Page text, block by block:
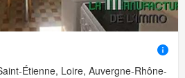
Étienne, Loire, Auvergne-Rhône-